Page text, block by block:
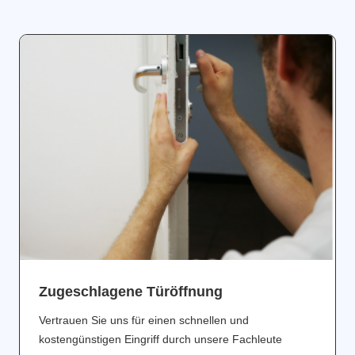
Zugeschlagene Türöffnung
Vertrauen Sie uns für einen schnellen und
kostengünstigen Eingriff durch unsere Fachleute